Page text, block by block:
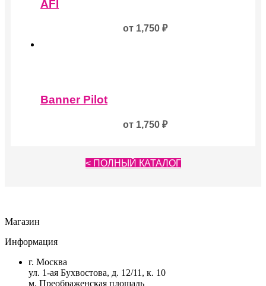
имеет
товара.
AFI
от 1,750 ₽
товар
имеет
Banner Pilot
от 1,750 ₽
< ПОЛНЫЙ КАТАЛОГ
Магазин
Информация
г. Москва
ул. 1-ая Бухвостова, д. 12/11, к. 10
м. Преображенская площадь